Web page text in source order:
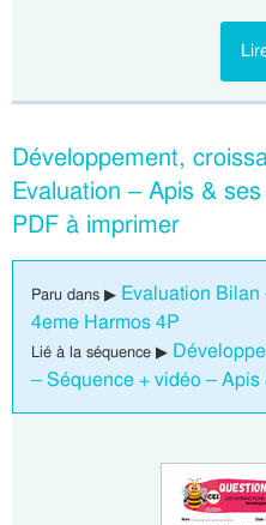
Développement,
Evaluation – Apis &
PDF à imprimer
Paru dans ▶ Evaluation Bilan
4eme Harmos 4P
Lié à la séquence ▶
– Séquence + vidéo –